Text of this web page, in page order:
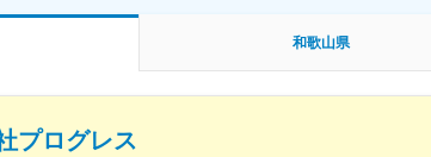
和歌山県
プログレス